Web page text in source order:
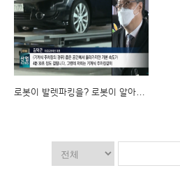
로봇이 발렛파킹을? 로봇이 알아서 척척_산업뉴스